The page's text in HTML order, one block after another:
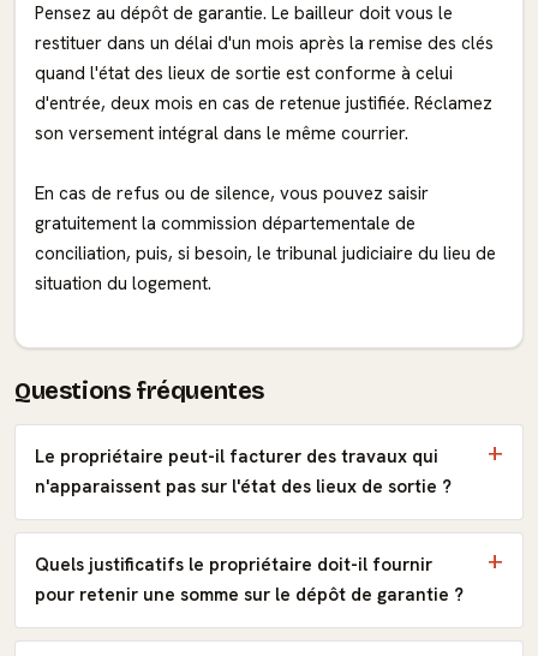
Pensez au dépôt de garantie. Le bailleur doit vous le
restituer dans un délai d'un mois après la remise des clés
quand l'état des lieux de sortie est conforme à celui
d'entrée, deux mois en cas de retenue justifiée. Réclamez
son versement intégral dans le même courrier.
En cas de refus ou de silence, vous pouvez saisir
gratuitement la commission départementale de
conciliation, puis, si besoin, le tribunal judiciaire du lieu de
situation du logement.
Questions fréquentes
Le propriétaire peut-il facturer des travaux qui
n'apparaissent pas sur l'état des lieux de sortie ?
Quels justificatifs le propriétaire doit-il fournir
pour retenir une somme sur le dépôt de garantie ?